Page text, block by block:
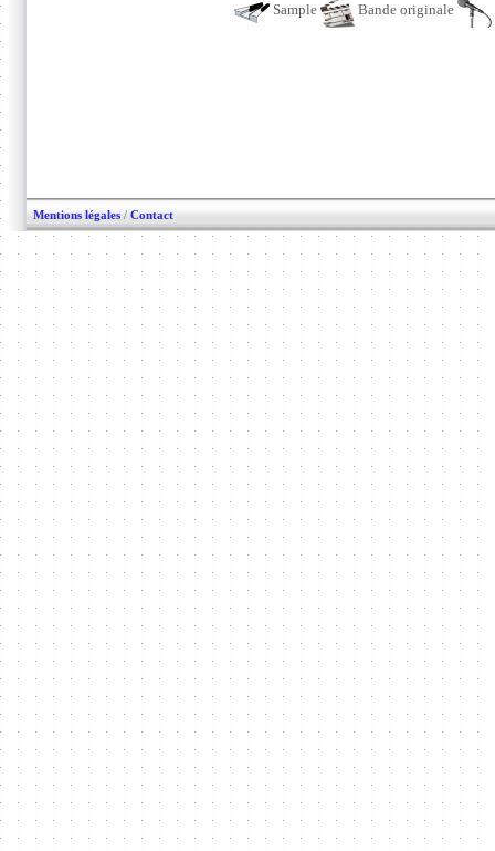
Sample Bande originale
Mentions légales / Contact